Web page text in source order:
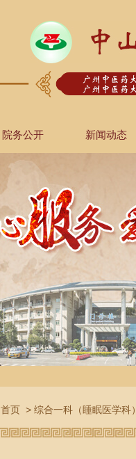
院务公开 新闻动态
首页 > 综合一科（睡眠医学科）